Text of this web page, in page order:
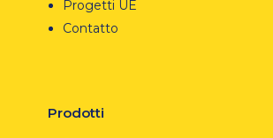
Progetti UE
Contatto
Prodotti